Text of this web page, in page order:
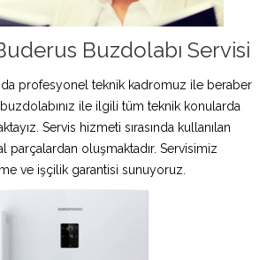
Buzdolabı Servisi
profesyonel teknik kadromuz ile beraber
buzdolabınız ile ilgili tüm teknik konularda
Servis hizmeti sırasında kullanılan
parçalardan oluşmaktadır. Servisimiz
ve işçilik garantisi sunuyoruz.